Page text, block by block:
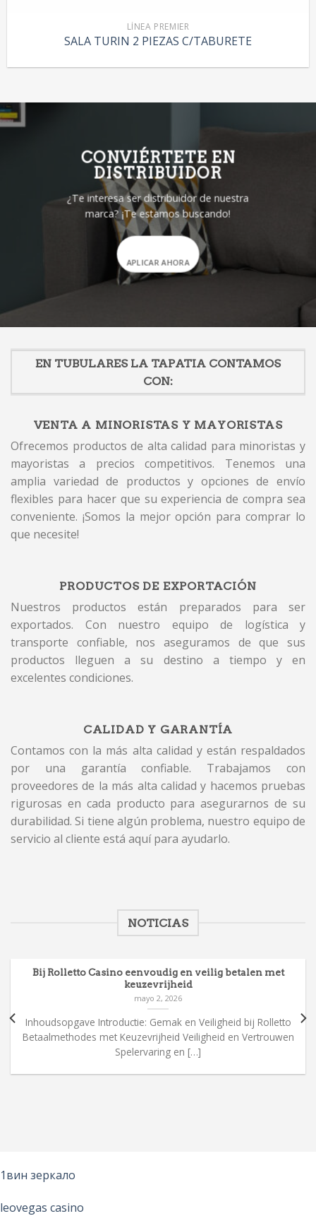
LÍNEA PREMIER
SALA TURIN 2 PIEZAS C/TABURETE
CONVIÉRTETE EN
DISTRIBUIDOR
¿Te interesa ser distribuidor de nuestra
marca? ¡Te estamos buscando!
APLICAR AHORA
EN TUBULARES LA TAPATIA CONTAMOS
CON:
VENTA A MINORISTAS Y MAYORISTAS
Ofrecemos productos de alta calidad para minoristas y
mayoristas a precios competitivos. Tenemos una
amplia variedad de productos y opciones de envío
flexibles para hacer que su experiencia de compra sea
conveniente. ¡Somos la mejor opción para comprar lo
que necesite!
PRODUCTOS DE EXPORTACIÓN
Nuestros productos están preparados para ser
exportados. Con nuestro equipo de logística y
transporte confiable, nos aseguramos de que sus
productos lleguen a su destino a tiempo y en
excelentes condiciones.
CALIDAD Y GARANTÍA
Contamos con la más alta calidad y están respaldados
por una garantía confiable. Trabajamos con
proveedores de la más alta calidad y hacemos pruebas
rigurosas en cada producto para asegurarnos de su
durabilidad. Si tiene algún problema, nuestro equipo de
servicio al cliente está aquí para ayudarlo.
NOTICIAS
Bij Rolletto Casino eenvoudig en veilig betalen met
keuzevrijheid
mayo 2, 2026
Inhoudsopgave Introductie: Gemak en Veiligheid bij Rolletto
Betaalmethodes met Keuzevrijheid Veiligheid en Vertrouwen
Spelervaring en […]
1вин зеркало
leovegas casino